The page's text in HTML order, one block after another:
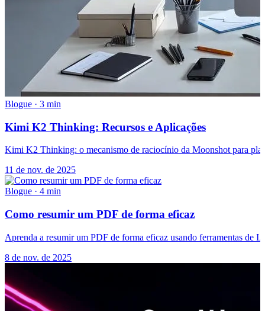
Blogue · 3 min
Kimi K2 Thinking: Recursos e Aplicações
Kimi K2 Thinking: o mecanismo de raciocínio da Moonshot para
11 de nov. de 2025
Blogue · 4 min
Como resumir um PDF de forma eficaz
Aprenda a resumir um PDF de forma eficaz usando ferramentas de
8 de nov. de 2025